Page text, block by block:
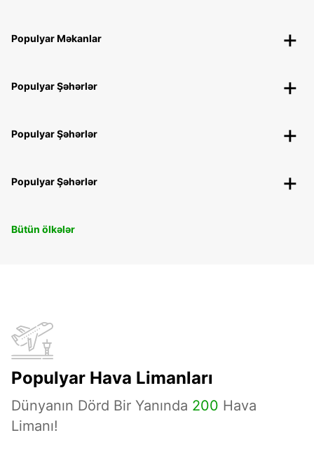
Populyar Məkanlar
Populyar Şəhərlər
Populyar Şəhərlər
Populyar Şəhərlər
Bütün ölkələr
Populyar Hava Limanları
Dünyanın Dörd Bir Yanında 200 Hava
Limanı!